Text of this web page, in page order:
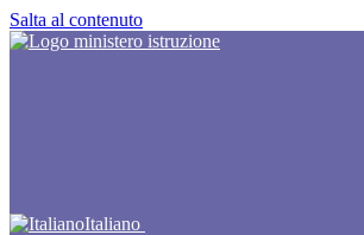
Salta al contenuto
Italiano